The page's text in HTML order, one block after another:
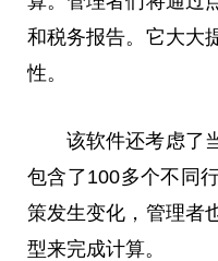
和税务报告。它大大
性。
该软件还考虑了
包含了100多个不同
策发生变化，管理者
型来完成计算。